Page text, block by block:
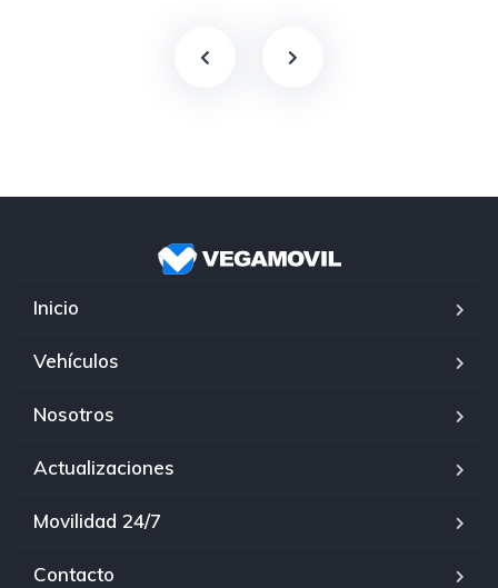
Inicio
Vehículos
Nosotros
Actualizaciones
Movilidad 24/7
Contacto